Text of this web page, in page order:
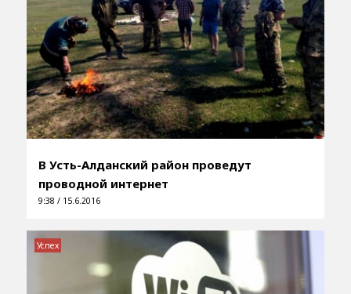
В Усть-Алданский район проведут
проводной интернет
9:38 / 15.6.2016
Успех